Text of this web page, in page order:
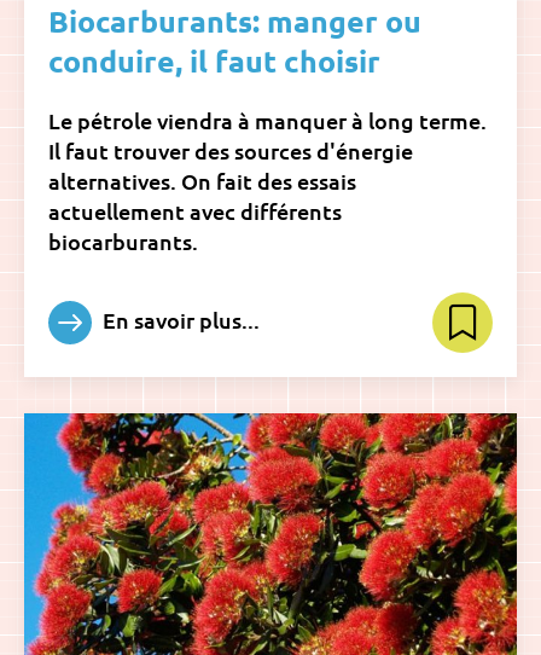
Biocarburants: manger ou
conduire, il faut choisir
Le pétrole viendra à manquer à long terme.
Il faut trouver des sources d'énergie
alternatives. On fait des essais
actuellement avec différents
biocarburants.
En savoir plus...